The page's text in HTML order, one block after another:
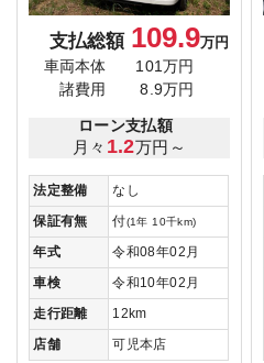
支払総額 109.9万円
車両本体
101万円
諸費用
8.9万円
ローン支払額
月々 1.2万円～
法定整備
なし
保証有無
付(1年 10千km)
年式
令和08年02月
車検
令和10年02月
走行距離
12km
店舗
可児本店